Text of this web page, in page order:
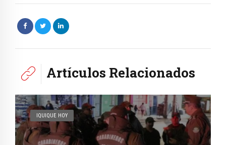
Artículos Relacionados
IQUIQUE HOY